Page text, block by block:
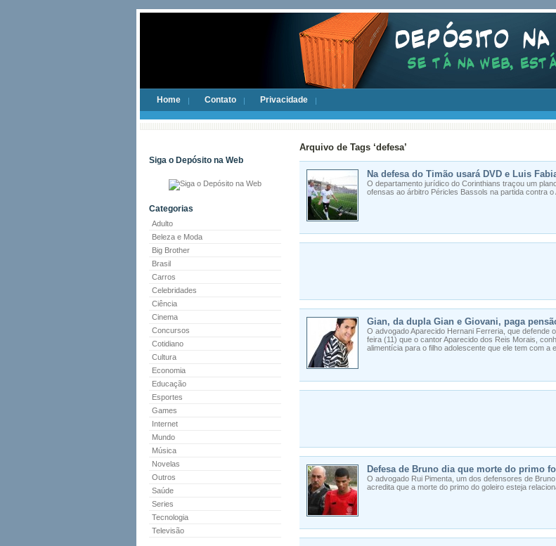
Home Contato Privacidade
Siga o Depósito na Web
Categorias
Adulto
Beleza e Moda
Big Brother
Brasil
Carros
Celebridades
Ciência
Cinema
Concursos
Cotidiano
Cultura
Economia
Educação
Esportes
Games
Internet
Mundo
Música
Novelas
Outros
Saúde
Series
Tecnologia
Televisão
Arquivo de Tags ‘defesa’
Na defesa do Timão usará DVD e Luis
O departamento jurídico do Corinthians traçou um
ofensas ao árbitro Péricles Bassols na partida contra
Gian, da dupla Gian e Giovani, paga
O advogado Aparecido Hernani Ferreria, que defende
feira (11) que o cantor Aparecido dos Reis Morais,
alimentícia para o filho adolescente que ele tem com a
Defesa de Bruno dia que morte do primo
O advogado Rui Pimenta, um dos defensores de
acredita que a morte do primo do goleiro esteja